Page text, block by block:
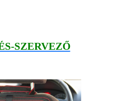
SZERVEZŐ